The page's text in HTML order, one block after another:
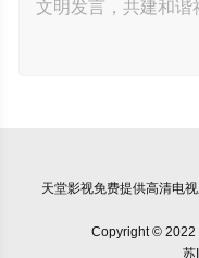
天堂影视免费提供高清电
Copyright © 2022
苏